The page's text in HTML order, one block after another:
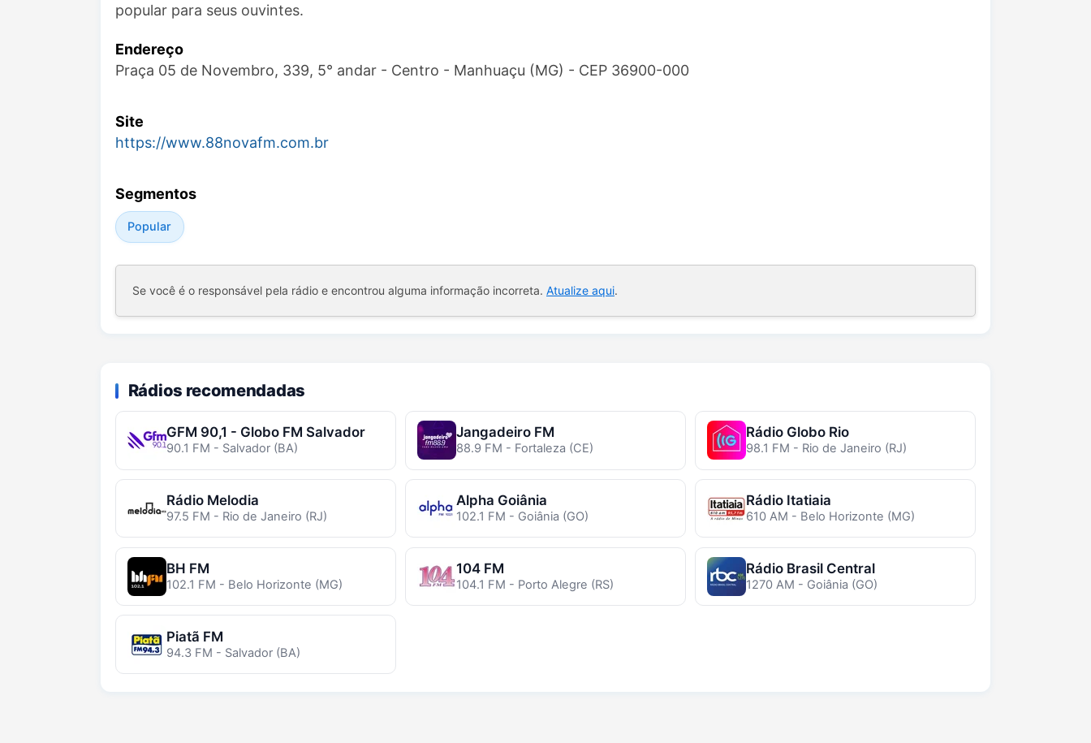
popular para seus ouvintes.
Endereço
Praça 05 de Novembro, 339, 5° andar - Centro - Manhuaçu (MG) - CEP 36900-000
Site
https://www.88novafm.com.br
Segmentos
Popular
Se você é o responsável pela rádio e encontrou alguma informação incorreta. Atualize aqui.
Rádios recomendadas
GFM 90,1 - Globo FM Salvador
90.1 FM - Salvador (BA)
Jangadeiro FM
88.9 FM - Fortaleza (CE)
Rádio Globo Rio
98.1 FM - Rio de Janeiro (RJ)
Rádio Melodia
97.5 FM - Rio de Janeiro (RJ)
Alpha Goiânia
102.1 FM - Goiânia (GO)
Rádio Itatiaia
610 AM - Belo Horizonte (MG)
BH FM
102.1 FM - Belo Horizonte (MG)
104 FM
104.1 FM - Porto Alegre (RS)
Rádio Brasil Central
1270 AM - Goiânia (GO)
Piatã FM
94.3 FM - Salvador (BA)